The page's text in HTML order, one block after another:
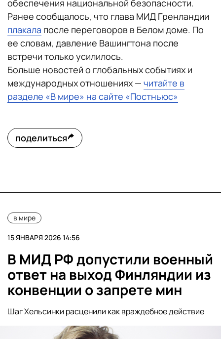
обеспечения национальной безопасности.
Ранее сообщалось, что глава МИД Гренландии
плакала после переговоров в Белом доме. По
ее словам, давление Вашингтона после
встречи только усилилось.
Больше новостей о глобальных событиях и
международных отношениях — читайте в
разделе «В мире» на сайте «Постньюс»
поделиться
в мире
15 ЯНВАРЯ 2026 14:56
В МИД РФ допустили военный
ответ на выход Финляндии из
конвенции о запрете мин
Шаг Хельсинки расценили как враждебное действие